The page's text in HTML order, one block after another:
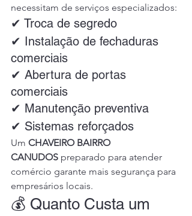
necessitam de serviços especializados:
✔ Troca de segredo
✔ Instalação de fechaduras
comerciais
✔ Abertura de portas
comerciais
✔ Manutenção preventiva
✔ Sistemas reforçados
Um CHAVEIRO BAIRRO
CANUDOS preparado para atender
comércio garante mais segurança para
empresários locais.
💰 Quanto Custa um